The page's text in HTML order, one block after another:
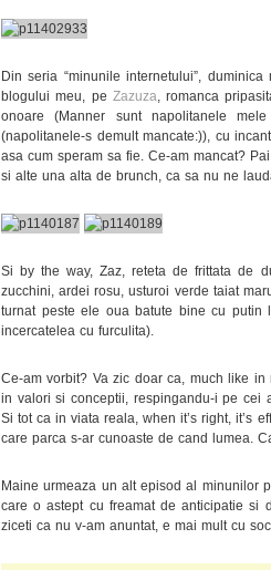
Din seria “minunile internetului”,
blogului meu, pe Zazuza , romanca
onoare (Manner sunt napolitanele
(napolitanele-s demult mancate:)), cu
asa cum speram sa fie. Ce-am mancat?
si alte una alta de brunch, ca sa nu ne
Si by the way, Zaz, reteta de frittata de
zucchini, ardei rosu, usturoi verde taiat
turnat peste ele oua batute bine cu
incercatelea cu furculita).
Ce-am vorbit? Va zic doar ca, much like
in valori si conceptii, respingandu-i pe cei
Si tot ca in viata reala, when it’s right, it’s
care parca s-ar cunoaste de cand lumea.
Maine urmeaza un alt episod al minunilor
care o astept cu freamat de anticipatie si
ziceti ca nu v-am anuntat, e mai mult cu